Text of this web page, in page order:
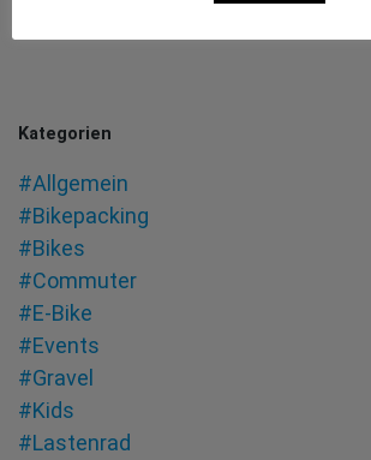
Kategorien
#Allgemein
#Bikepacking
#Bikes
#Commuter
#E-Bike
#Events
#Gravel
#Kids
#Lastenrad